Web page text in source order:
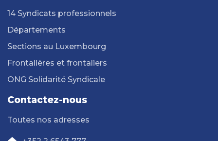
14 Syndicats professionnels
Départements
Sections au Luxembourg
Frontalières et frontaliers
ONG Solidarité Syndicale
Contactez-nous
Toutes nos adresses